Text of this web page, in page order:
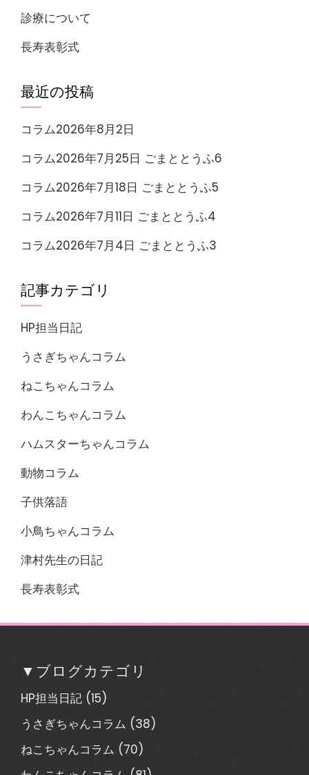
診療について
長寿表彰式
最近の投稿
コラム2026年8月2日
コラム2026年7月25日 ごまととうふ6
コラム2026年7月18日 ごまととうふ5
コラム2026年7月11日 ごまととうふ4
コラム2026年7月4日 ごまととうふ3
記事カテゴリ
HP担当日記
うさぎちゃんコラム
ねこちゃんコラム
わんこちゃんコラム
ハムスターちゃんコラム
動物コラム
子供落語
小鳥ちゃんコラム
津村先生の日記
長寿表彰式
▼ブログカテゴリ
HP担当日記 (15)
うさぎちゃんコラム (38)
ねこちゃんコラム (70)